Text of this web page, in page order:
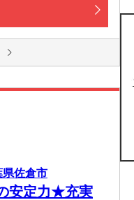
佐倉市
安定力★充実